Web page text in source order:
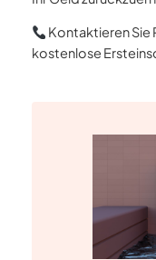
Kontaktieren Sie
kostenlose